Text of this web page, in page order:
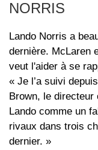
NORRIS
Lando Norris a
dernière. McLaren
veut l'aider à se
« Je l’a suivi
Brown, le
Lando comme un
rivaux dans trois
dernier. »